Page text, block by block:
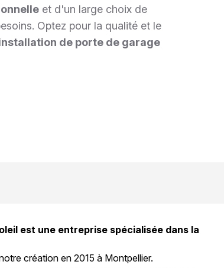
et d'un large choix de
Optez pour la qualité et le
de porte de garage
est une entreprise spécialisée dans la
création en 2015 à Montpellier.